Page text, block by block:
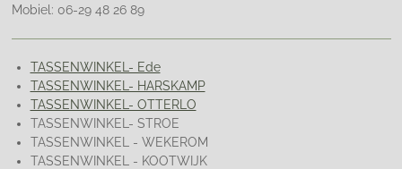
Mobiel: 06-29 48 26 89
TASSENWINKEL- Ede
TASSENWINKEL- HARSKAMP
TASSENWINKEL- OTTERLO
TASSENWINKEL- STROE
TASSENWINKEL - WEKEROM
TASSENWINKEL - KOOTWIJK